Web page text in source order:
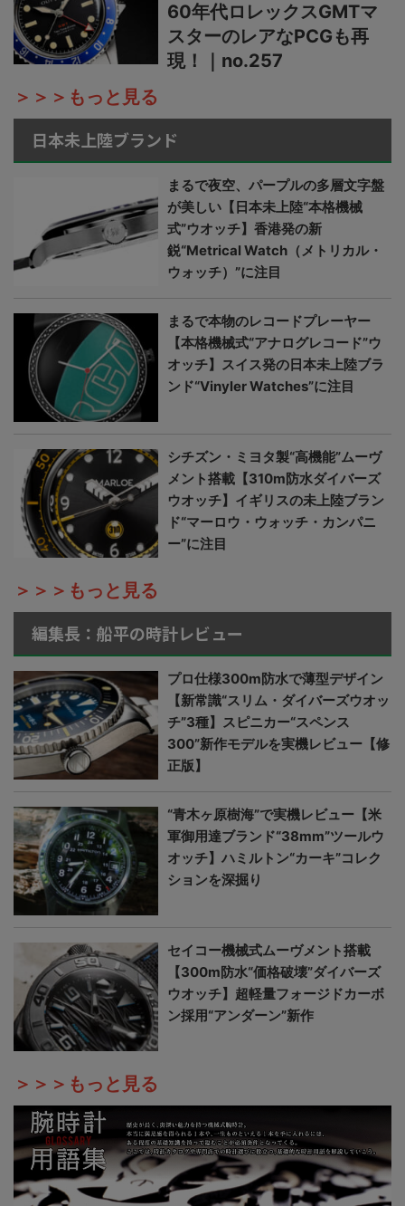
60年代ロレックスGMTマ
スターのレアなPCGも再
現！｜no.257
＞＞＞もっと見る
日本未上陸ブランド
まるで夜空、パープルの多層文字盤
が美しい【日本未上陸“本格機械
式”ウオッチ】香港発の新
鋭“Metrical Watch（メトリカル・
ウォッチ）”に注目
まるで本物のレコードプレーヤー
【本格機械式“アナログレコード”ウ
オッチ】スイス発の日本未上陸ブラ
ンド“Vinyler Watches”に注目
シチズン・ミヨタ製“高機能”ムーヴ
メント搭載【310m防水ダイバーズ
ウオッチ】イギリスの未上陸ブラン
ド“マーロウ・ウォッチ・カンパニ
ー”に注目
＞＞＞もっと見る
編集長：船平の時計レビュー
プロ仕様300m防水で薄型デザイン
【新常識“スリム・ダイバーズウオッ
チ”3種】スピニカー“スペンス
300”新作モデルを実機レビュー【修
正版】
“青木ヶ原樹海”で実機レビュー【米
軍御用達ブランド“38mm”ツールウ
オッチ】ハミルトン“カーキ”コレク
ションを深掘り
セイコー機械式ムーヴメント搭載
【300m防水“価格破壊”ダイバーズ
ウオッチ】超軽量フォージドカーボ
ン採用“アンダーン”新作
＞＞＞もっと見る